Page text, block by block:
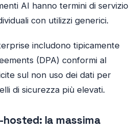
AI hanno termini di servizio
con utilizzi generici.
includono tipicamente
(DPA) conformi al
sul non uso dei dati per
di sicurezza più elevati.
la massima